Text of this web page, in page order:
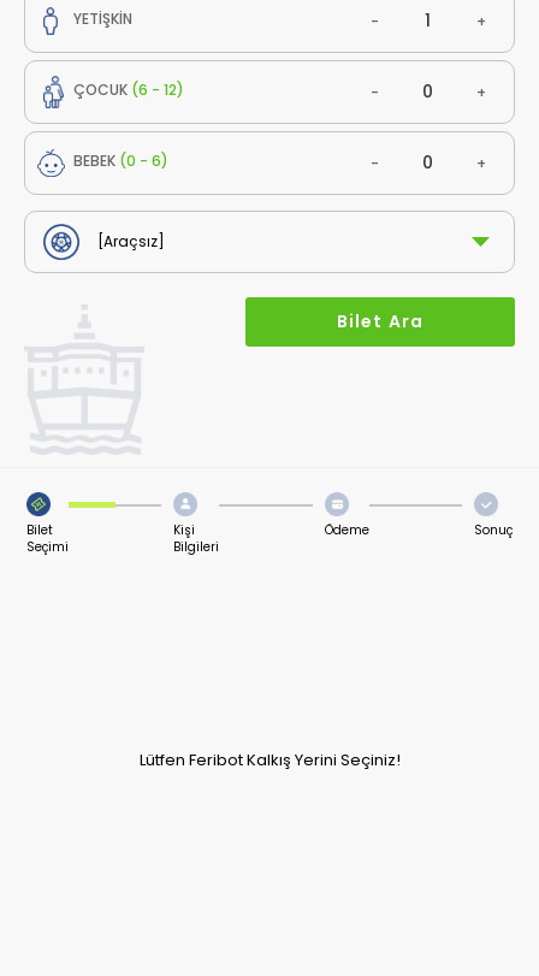
YETİŞKİN - +
ÇOCUK (6 - 12) - +
BEBEK (0 - 6) - +
Bilet
Seçimi
Kişi
Bilgileri
Ödeme Sonuç
Lütfen Feribot Kalkış Yerini Seçiniz!